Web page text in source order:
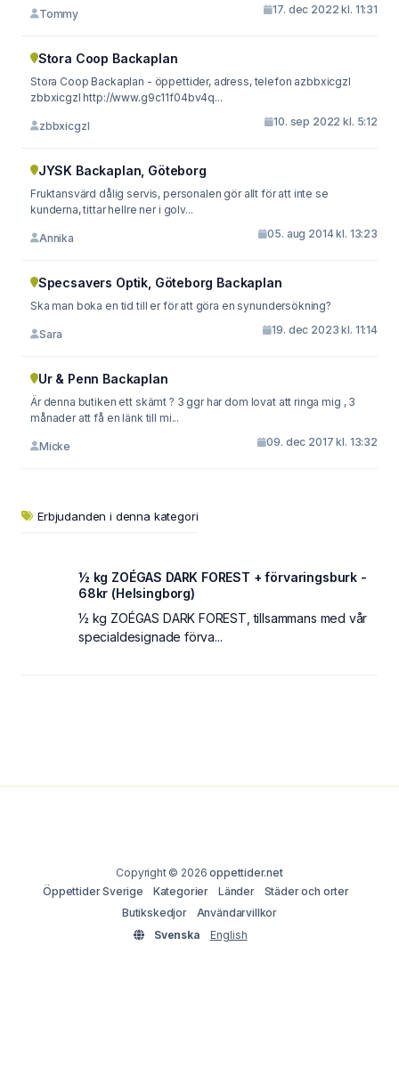
Tommy 17. dec 2022 kl. 11:31
Stora Coop Backaplan
Stora Coop Backaplan - öppettider, adress, telefon azbbxicgzl
zbbxicgzl http://www.g9c11f04bv4q...
zbbxicgzl 10. sep 2022 kl. 5:12
JYSK Backaplan, Göteborg
Fruktansvärd dålig servis, personalen gör allt för att inte se
kunderna, tittar hellre ner i golv...
Annika 05. aug 2014 kl. 13:23
Specsavers Optik, Göteborg Backaplan
Ska man boka en tid till er för att göra en synundersökning?
Sara 19. dec 2023 kl. 11:14
Ur & Penn Backaplan
Är denna butiken ett skämt ? 3 ggr har dom lovat att ringa mig , 3
månader att få en länk till mi...
Micke 09. dec 2017 kl. 13:32
Erbjudanden i denna kategori
½ kg ZOÉGAS DARK FOREST + förvaringsburk -
68kr (Helsingborg)
½ kg ZOÉGAS DARK FOREST, tillsammans med vår
specialdesignade förva...
Copyright © 2026oppettider.net
Öppettider Sverige
Kategorier Länder
Städer och orter
Butikskedjor
Användarvillkor
Svenska
English